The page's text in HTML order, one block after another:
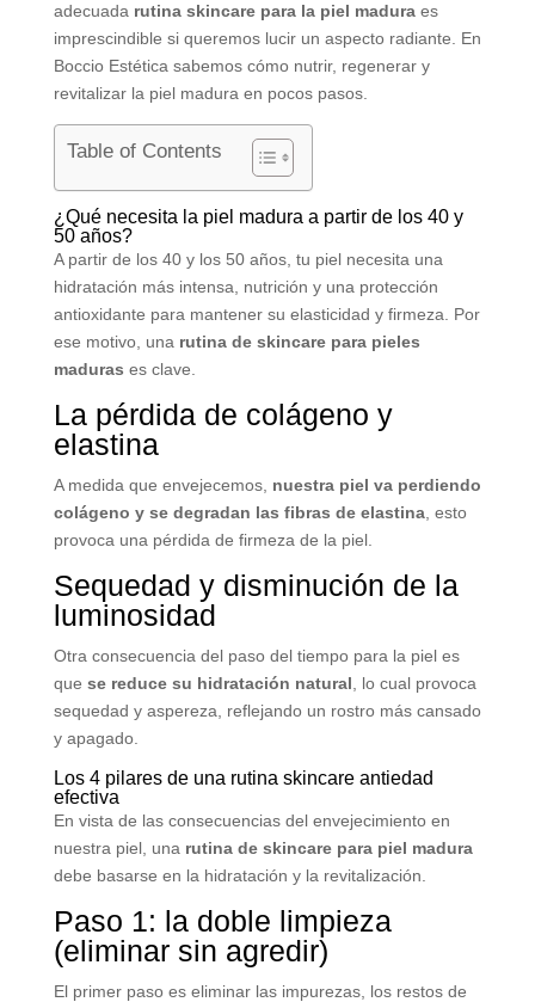
adecuada rutina skincare para la piel maduraes
imprescindible si queremos lucir un aspecto radiante. En
Boccio Estética sabemos cómo nutrir, regenerar y
revitalizar la piel madura en pocos pasos.
Table of Contents
¿Qué necesita la piel madura a partir de los 40 y
50 años?
A partir de los 40 y los 50 años, tu piel necesita una
hidratación más intensa, nutrición y una protección
antioxidante para mantener su elasticidad y firmeza. Por
ese motivo, una rutina de skincare para pieles
maduras es clave.
La pérdida de colágeno y
elastina
A medida que envejecemos, nuestra piel va perdiendo
colágeno y se degradan las fibras de elastina, esto
provoca una pérdida de firmeza de la piel.
Sequedad y disminución de la
luminosidad
Otra consecuencia del paso del tiempo para la piel es
que se reduce su hidratación natural , lo cual provoca
sequedad y aspereza, reflejando un rostro más cansado
y apagado.
Los 4 pilares de una rutina skincare antiedad
efectiva
En vista de las consecuencias del envejecimiento en
nuestra piel, una rutina de skincare para piel madura
debe basarse en la hidratación y la revitalización.
Paso 1: la doble limpieza
(eliminar sin agredir)
El primer paso es eliminar las impurezas, los restos de